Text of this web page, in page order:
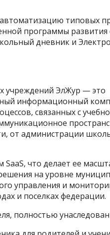
типовых
программы развития
дневник и
учреждений ЭлЖур — это
информационный
связанных с
от администрации
что делает ее
на уровне
управления и
и поселках федерации.
полностью